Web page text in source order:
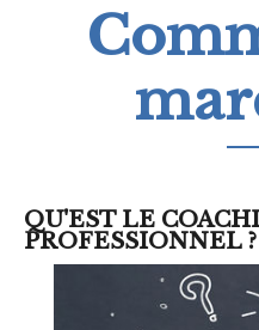
QU'EST LE
PROFESSIONNEL ?